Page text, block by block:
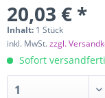
20,03 € *
Inhalt: 1 Stück
inkl. MwSt.zzgl.
Sofort